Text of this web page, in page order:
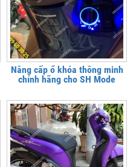
Nâng cấp ổ khóa thông minh
chính hãng cho SH Mode